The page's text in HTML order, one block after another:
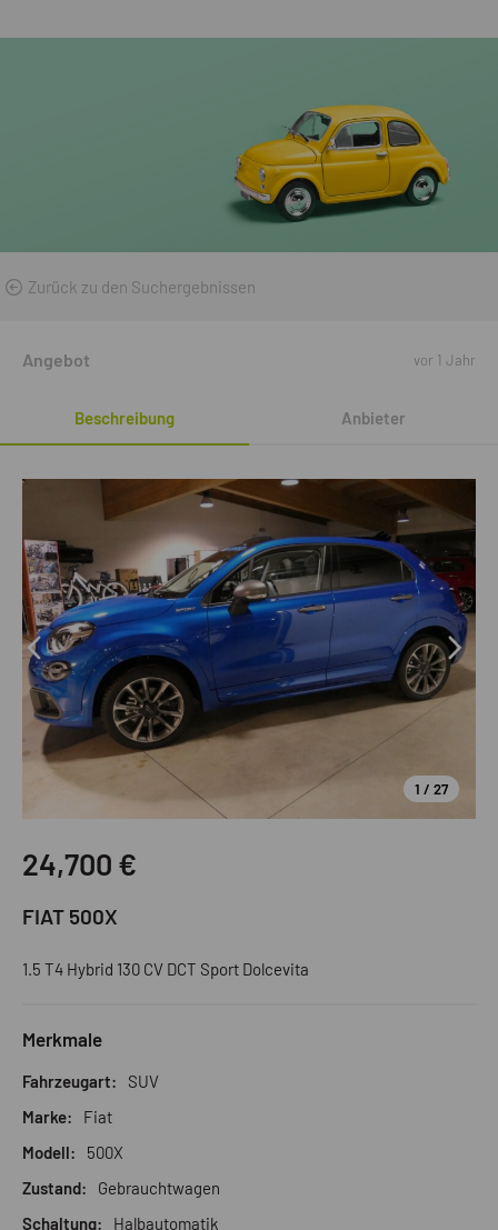
Zurück zu den Suchergebnissen
Angebot vor 1 Jahr
Beschreibung Anbieter
1 / 27
24,700 €
FIAT 500X
1.5 T4 Hybrid 130 CV DCT Sport Dolcevita
Merkmale
Fahrzeugart:
SUV
Marke:
Fiat
Modell:
500X
Zustand:
Gebrauchtwagen
Schaltung:
Halbautomatik